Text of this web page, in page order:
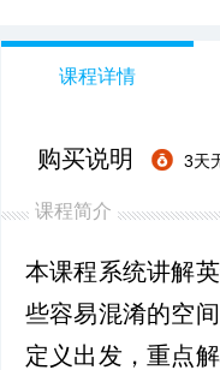
课程详情
购买说明 3天
课程简介
本课程系统讲解
些容易混淆的空
定义出发，重点